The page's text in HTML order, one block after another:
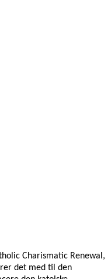
Charismatic Renewal,
det med til den